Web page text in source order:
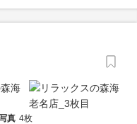
真 4枚